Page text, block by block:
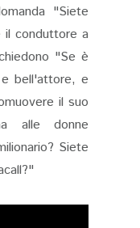
"Siete
conduttore a
"Se è
bell'attore, e
il suo
alle donne
Siete